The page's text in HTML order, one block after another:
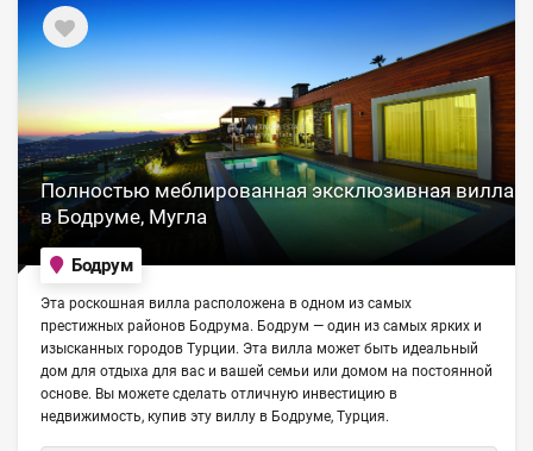
Полностью меблированная эксклюзивная вилла
в Бодруме, Мугла
Бодрум
Эта роскошная вилла расположена в одном из самых
престижных районов Бодрума. Бодрум — один из самых ярких и
изысканных городов Турции. Эта вилла может быть идеальный
дом для отдыха для вас и вашей семьи или домом на постоянной
основе. Вы можете сделать отличную инвестицию в
недвижимость, купив эту виллу в Бодруме, Турция.